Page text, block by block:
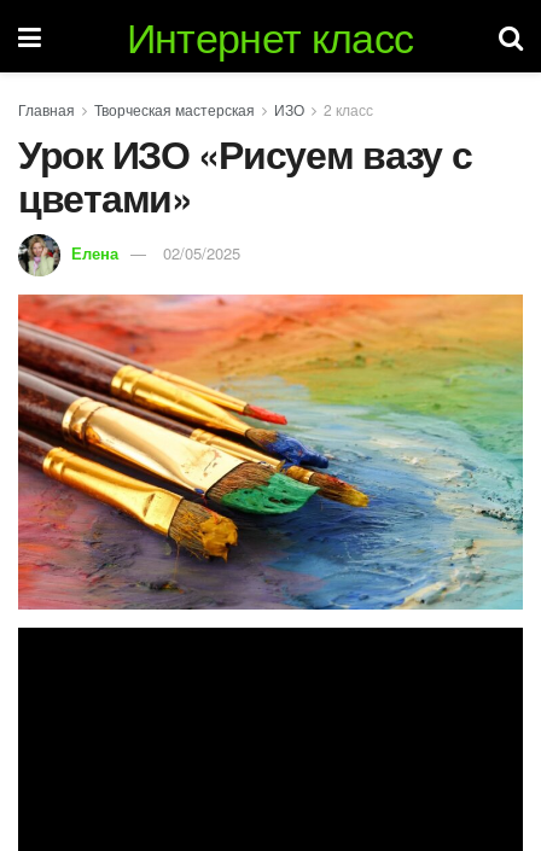
Интернет класс
Главная Творческая мастерская ИЗО 2 класс
Урок ИЗО «Рисуем вазу с
цветами»
Елена 02/05/2025